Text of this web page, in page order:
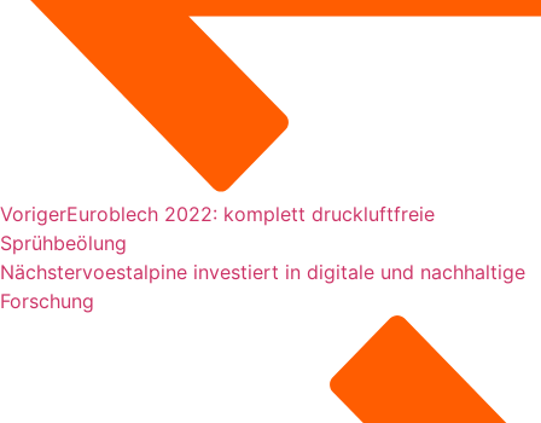
VorigerEuroblech 2022: komplett druckluftfreie
Sprühbeölung
Nächstervoestalpine investiert in digitale und nachhaltige
Forschung